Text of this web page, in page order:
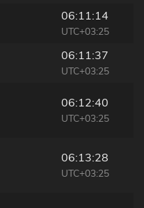
06:11:14
UTC+03:25
06:11:37
UTC+03:25
06:12:40
UTC+03:25
06:13:28
UTC+03:25